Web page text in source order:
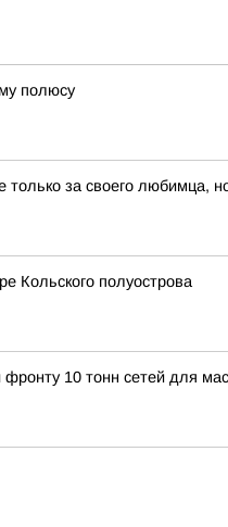
полюсу
за своего любимца,
Кольского полуострова
10 тонн сетей для